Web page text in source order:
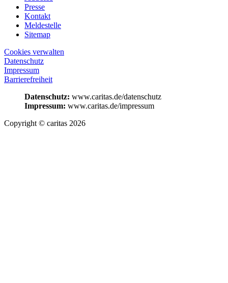
Presse
Kontakt
Meldestelle
Sitemap
Cookies verwalten
Datenschutz
Impressum
Barrierefreiheit
Datenschutz: www.caritas.de/datenschutz
Impressum: www.caritas.de/impressum
Copyright © caritas 2026